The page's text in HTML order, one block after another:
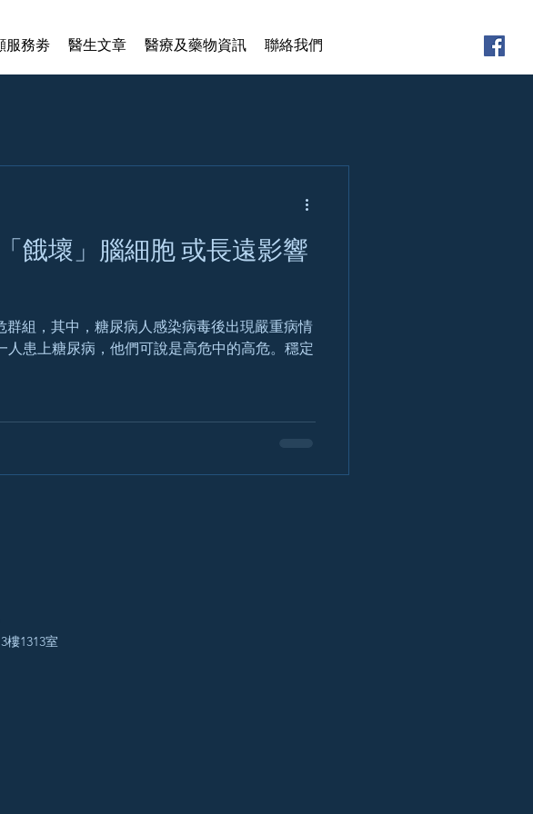
服務劵 醫生文章 醫療及藥物資訊 聯絡我們
餓壞」腦細胞 或長遠影響
組，其中，糖尿病人感染病毒後出現嚴重病情
患上糖尿病，他們可說是高危中的高危。穩定
樓1313室